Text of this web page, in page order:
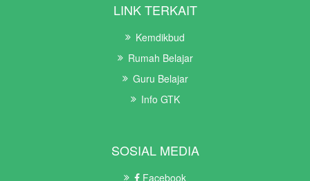
LINK TERKAIT
Kemdikbud
Rumah Belajar
Guru Belajar
Info GTK
SOSIAL MEDIA
Facebook